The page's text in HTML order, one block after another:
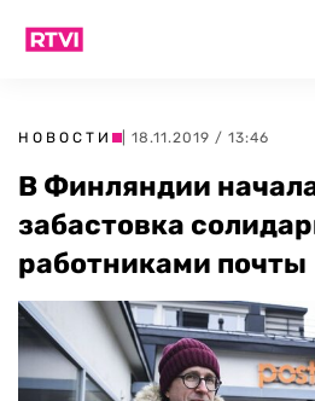
НОВОСТИ | 18.11.2019 / 13:46
В Финляндии
забастовка
работниками почты